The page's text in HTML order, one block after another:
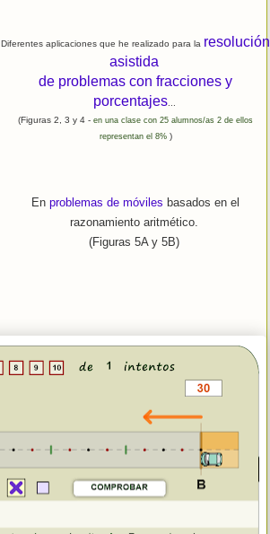
Diferentes aplicaciones que he realizado para la resolución
asistida
de problemas con fracciones y
porcentajes...
(Figuras 2, 3 y 4 -en una clase con 25 alumnos/as 2 de ellos
representan el 8% )
Enproblemas de móviles basados en el
razonamiento aritmético.
(Figuras 5A y 5B)